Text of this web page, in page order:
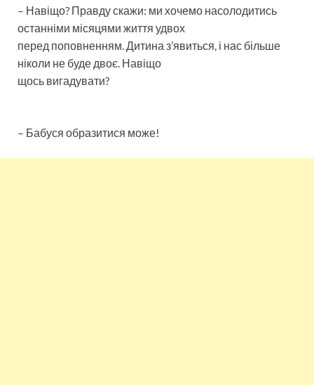
– Навіщо? Правду скажи: ми хочемо насолодитись
останніми місяцями життя удвох
перед поповненням. Дитина з’явиться, і нас більше
ніколи не буде двоє. Навіщо
щось вигадувати?
– Бабуся образитися може!